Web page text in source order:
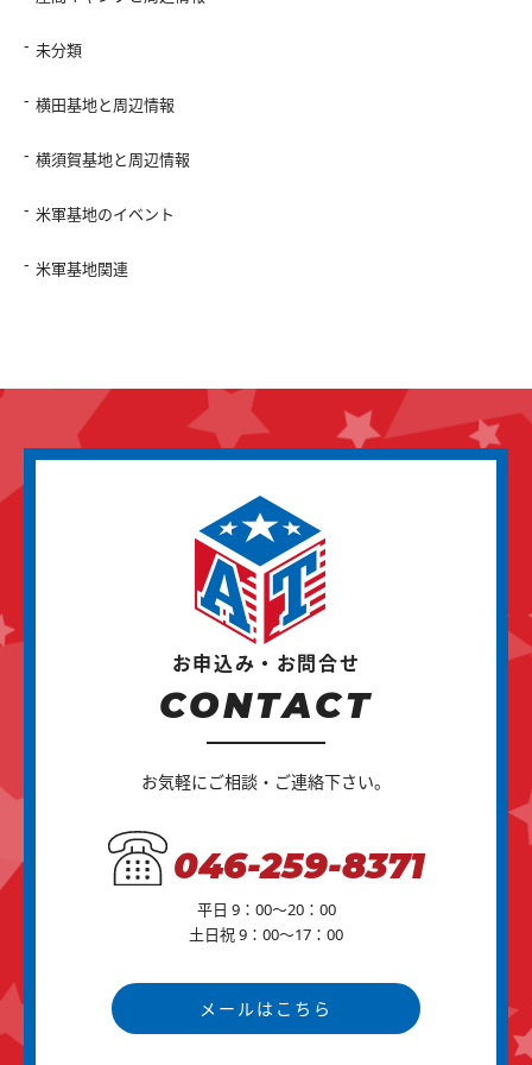
未分類
横田基地と周辺情報
横須賀基地と周辺情報
米軍基地のイベント
米軍基地関連
お申込み・お問合せ
CONTACT
お気軽にご相談・ご連絡下さい。
046-259-8371
平日 9：00～20：00
土日祝 9：00～17：00
メールはこちら